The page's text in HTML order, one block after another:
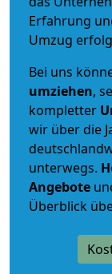
Erfahrung
Umzug
Bei uns
umziehen,
kompletter
wir über die
unterwegs.
Angebote
Überblick